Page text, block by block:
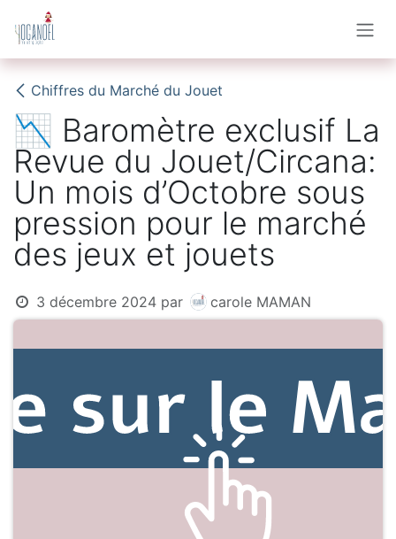
Se rendre au contenu
Chiffres du Marché du Jouet
📉 Baromètre exclusif La
Revue du Jouet/Circana:
Un mois d’Octobre sous
pression pour le marché
des jeux et jouets
3 décembre 2024 par carole MAMAN